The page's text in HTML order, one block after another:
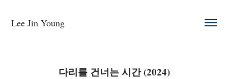
Lee Jin Young
다리를 건너는 시간 (2024)